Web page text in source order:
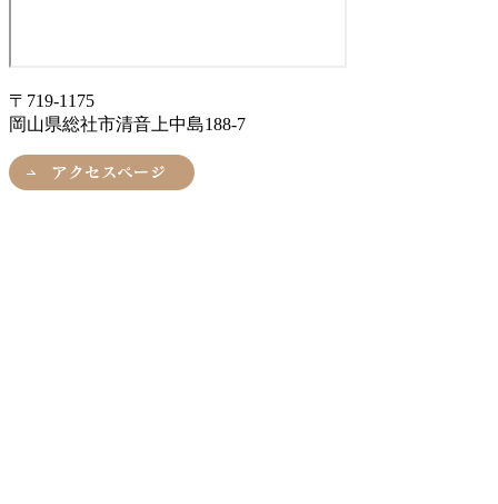
〒719-1175
岡山県総社市清音上中島188-7